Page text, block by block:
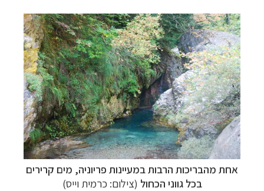
אחת מהבריכות הרבות במעיינות פריוניה, מים קרירים
בכל גווני הכחול (צילום: כרמית וייס)